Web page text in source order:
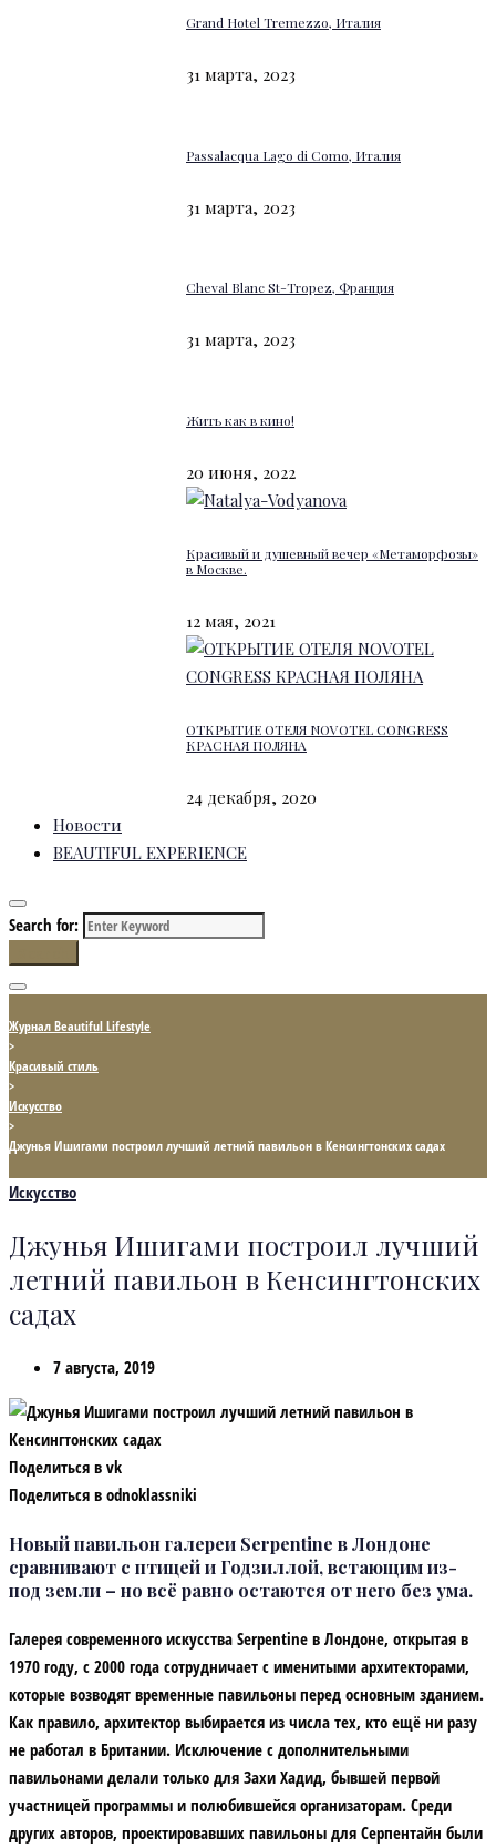
Grand Hotel Tremezzo, Италия
31 марта, 2023
Passalacqua Lago di Como, Италия
31 марта, 2023
Cheval Blanc St-Tropez, Франция
31 марта, 2023
Жить как в кино!
20 июня, 2022
Красивый и душевный вечер «Метаморфозы»
в Москве.
12 мая, 2021
ОТКРЫТИЕ ОТЕЛЯ NOVOTEL CONGRESS
КРАСНАЯ ПОЛЯНА
24 декабря, 2020
Новости
BEAUTIFUL EXPERIENCE
Search for:
Журнал Beautiful Lifestyle
>
Красивый стиль
>
Искусство
>
Джунья Ишигами построил лучший летний павильон в Кенсингтонских садах
Искусство
Джунья Ишигами построил лучший
летний павильон в Кенсингтонских
садах
7 августа, 2019
Поделиться в vk
Поделиться в odnoklassniki
Новый павильон галереи Serpentine в Лондоне
сравнивают с птицей и Годзиллой, встающим из-
под земли – но всё равно остаются от него без ума.
Галерея современного искусства Serpentine в Лондоне, открытая в
1970 году, с 2000 года сотрудничает с именитыми архитекторами,
которые возводят временные павильоны перед основным зданием.
Как правило, архитектор выбирается из числа тех, кто ещё ни разу
не работал в Британии. Исключение с дополнительными
павильонами делали только для Захи Хадид, бывшей первой
участницей программы и полюбившейся организаторам. Среди
других авторов, проектировавших павильоны для Серпентайн были